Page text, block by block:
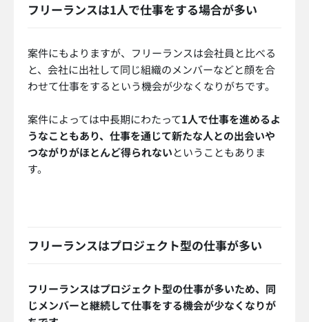
フリーランスは1人で仕事をする場合が多い
案件にもよりますが、フリーランスは会社員と比べる
と、会社に出社して同じ組織のメンバーなどと顔を合
わせて仕事をするという機会が少なくなりがちです。
案件によっては中長期にわたって1人で仕事を進めるよ
うなこともあり、仕事を通じて新たな人との出会いや
つながりがほとんど得られないということもありま
す。
フリーランスはプロジェクト型の仕事が多い
フリーランスはプロジェクト型の仕事が多いため、同
じメンバーと継続して仕事をする機会が少なくなりが